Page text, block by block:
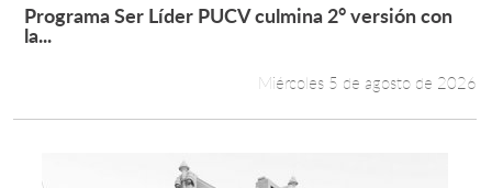
Leer más +
Programa Ser Líder PUCV culmina 2° versión con
la...
Miércoles 5 de agosto de 2026